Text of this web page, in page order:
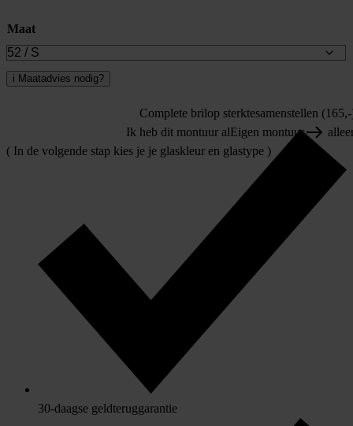
Maat
i Maatadvies nodig?
Complete brilop sterktesamenstellen
Ik heb dit montuur alEigen montuur
( In de volgende stap kies je je glaskleur en glastype )
30-daagse geldteruggarantie